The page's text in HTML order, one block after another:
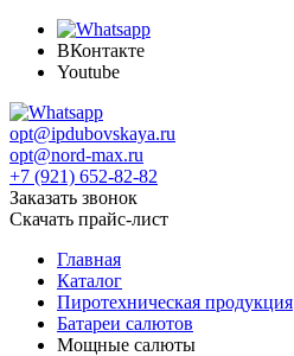
ВКонтакте
Youtube
opt@ipdubovskaya.ru
opt@nord-max.ru
+7 (921) 652-82-82
Заказать звонок
Скачать прайс-лист
Главная
Каталог
Пиротехническая продукция
Батареи салютов
Мощные салюты